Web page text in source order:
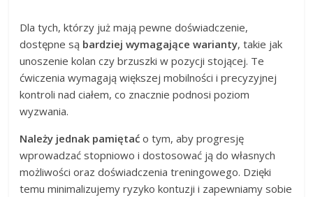
Dla tych, którzy już mają pewne doświadczenie,
dostępne są bardziej wymagające warianty, takie jak
unoszenie kolan czy brzuszki w pozycji stojącej. Te
ćwiczenia wymagają większej mobilności i precyzyjnej
kontroli nad ciałem, co znacznie podnosi poziom
wyzwania.
Należy jednak pamiętać o tym, aby progresję
wprowadzać stopniowo i dostosować ją do własnych
możliwości oraz doświadczenia treningowego. Dzięki
temu minimalizujemy ryzyko kontuzji i zapewniamy sobie